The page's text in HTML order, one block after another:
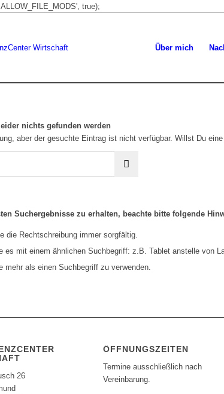
true);
Über mich
nichts gefunden werden
aber der gesuchte Eintrag ist nicht verfügbar. Willst Du
Suchergebnisse zu erhalten, beachte bitte folgende
die Rechtschreibung immer sorgfältig.
es mit einem ähnlichen Suchbegriff: z.B. Tablet anstelle von
mehr als einen Suchbegriff zu verwenden.
26
ÖFFNUNGSZEITEN
Termine ausschließlich nach
Vereinbarung.